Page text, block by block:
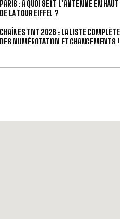
PARIS : À QUOI SERT L’ANTENNE EN HAUT
DE LA TOUR EIFFEL ?
CHAÎNES TNT 2026 : LA LISTE COMPLÈTE
DES NUMÉROTATION ET CHANGEMENTS !